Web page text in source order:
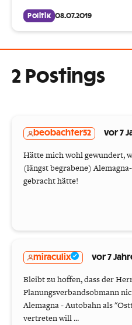
Politik 08.07.2019
2 Postings
beobachter52 vor 7
Hätte mich wohl gewundert,
(längst begrabene)
gebracht hätte!
miraculix vor 7
Bleibt zu hoffen, dass der
Planungsverbandsobmann
Alemagna - Autobahn als
vertreten will ...